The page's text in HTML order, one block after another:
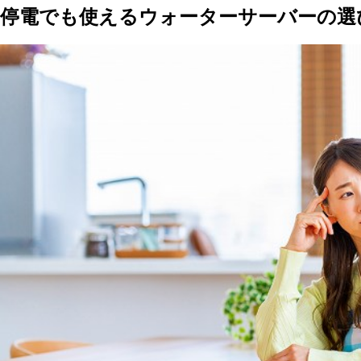
停電でも使えるウォーターサーバーの選